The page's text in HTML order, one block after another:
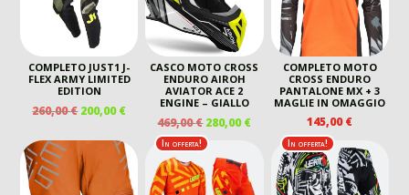
COMPLETO JUST1 J-
FLEX ARMY LIMITED
EDITION
260,00€ IL
ORIGINALE
ERA:
260,00 €.
200,00€IL
PREZZO
ATTUALE
È:
200,00 €.
CASCO MOTO CROSS
ENDURO AIROH
AVIATOR ACE 2
ENGINE – GIALLO
469,00€ IL
PREZZO
ORIGINALE
ERA:
469,00 €.
280,00€IL
PREZZO
ATTUALE
280,00 €.
COMPLETO MOTO
CROSS ENDURO
PANTALONE MX + 3
MAGLIE IN OMAGGIO
145,00€
In offerta! In offerta!